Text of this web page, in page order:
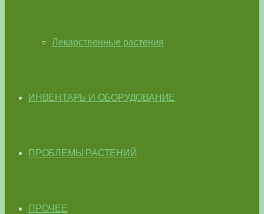
Лекарственные растения
ИНВЕНТАРЬ И ОБОРУДОВАНИЕ
ПРОБЛЕМЫ РАСТЕНИЙ
ПРОЧЕЕ